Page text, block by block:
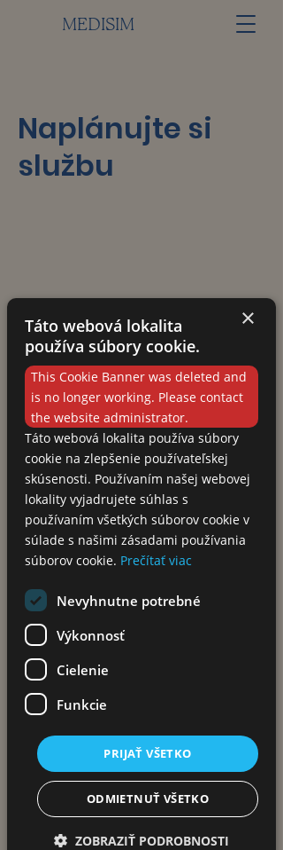
MEDISIM
Naplánujte si
službu
Medisim - Všeobecná
ambulancia pre dospelých
×
Táto webová lokalita
používa súbory cookie.
This Cookie Banner was deleted and
is no longer working. Please contact
the website administrator.
Táto webová lokalita používa súbory
cookie na zlepšenie používateľskej
skúsenosti. Používaním našej webovej
lokality vyjadrujete súhlas s
používaním všetkých súborov cookie v
súlade s našimi zásadami používania
súborov cookie. Prečítať viac
Nevyhnutne potrebné
Výkonnosť
Cielenie
Funkcie
PRIJAŤ VŠETKO
ODMIETNUŤ VŠETKO
ZOBRAZIŤ PODROBNOSTI